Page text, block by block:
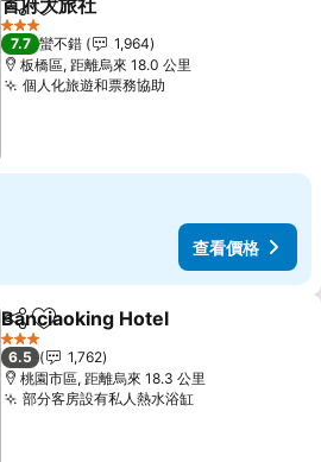
分享 加入我的最愛
首府大旅社
3 星級
7.7 蠻不錯
1,964
板橋區, 距離烏來 18.0 公里
個人化旅遊和票務協助
查看價格
分享 加入我的最愛
Banciaoking Hotel
3 星級
6.5
1,762
桃園市區, 距離烏來 18.3 公里
部分客房設有私人熱水浴缸